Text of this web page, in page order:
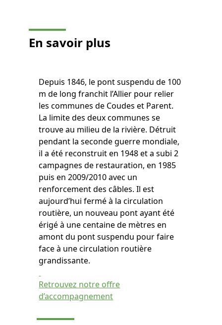
En savoir plus
Depuis 1846, le pont suspendu de 100
m de long franchit l’Allier pour relier
les communes de Coudes et Parent.
La limite des deux communes se
trouve au milieu de la rivière. Détruit
pendant la seconde guerre mondiale,
il a été reconstruit en 1948 et a subi 2
campagnes de restauration, en 1985
puis en 2009/2010 avec un
renforcement des câbles. Il est
aujourd’hui fermé à la circulation
routière, un nouveau pont ayant été
érigé à une centaine de mètres en
amont du pont suspendu pour faire
face à une circulation routière
grandissante.
Retrouvez notre offre
d’accompagnement